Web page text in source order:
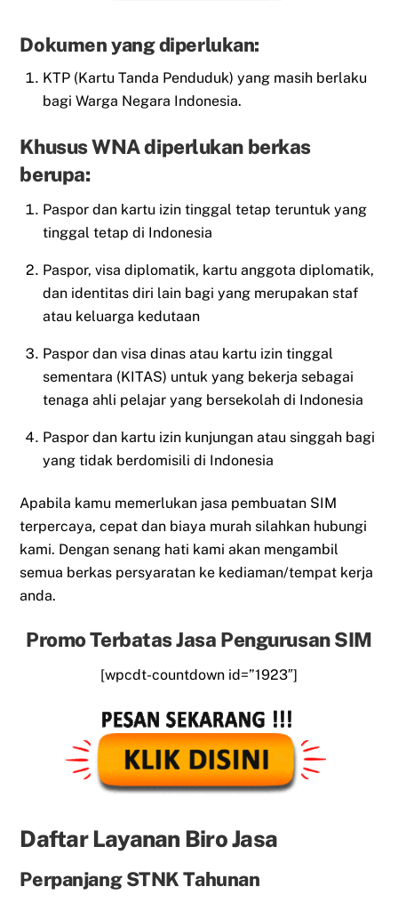
Dokumen yang diperlukan:
KTP (Kartu Tanda Penduduk) yang masih berlaku
bagi Warga Negara Indonesia.
Khusus WNA diperlukan berkas
berupa:
Paspor dan kartu izin tinggal tetap teruntuk yang
tinggal tetap di Indonesia
Paspor, visa diplomatik, kartu anggota diplomatik,
dan identitas diri lain bagi yang merupakan staf
atau keluarga kedutaan
Paspor dan visa dinas atau kartu izin tinggal
sementara (KITAS) untuk yang bekerja sebagai
tenaga ahli pelajar yang bersekolah di Indonesia
Paspor dan kartu izin kunjungan atau singgah bagi
yang tidak berdomisili di Indonesia
Apabila kamu memerlukan jasa pembuatan SIM
terpercaya, cepat dan biaya murah silahkan hubungi
kami. Dengan senang hati kami akan mengambil
semua berkas persyaratan ke kediaman/tempat kerja
anda.
Promo Terbatas Jasa Pengurusan SIM
[wpcdt-countdown id=”1923″]
Daftar Layanan Biro Jasa
Perpanjang STNK Tahunan